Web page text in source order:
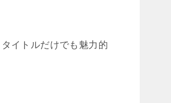
イトルだけでも魅力的